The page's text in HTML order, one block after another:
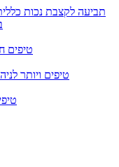
תביעה לקצבת נכות כללית
7
21